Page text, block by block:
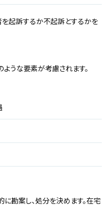
起訴するか不起訴とするかを
うな要素が考慮されます。
勘案し、処分を決めます。在宅